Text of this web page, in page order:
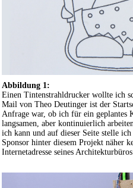
Abbildung 1:
Einen Tintenstrahldrucker wollte ich
Mail von Theo Deutinger ist der
Anfrage war, ob ich für ein geplantes
langsamen, aber kontinuierlich
ich kann und auf dieser Seite stelle
Sponsor hinter diesem Projekt näher
Internetadresse seines